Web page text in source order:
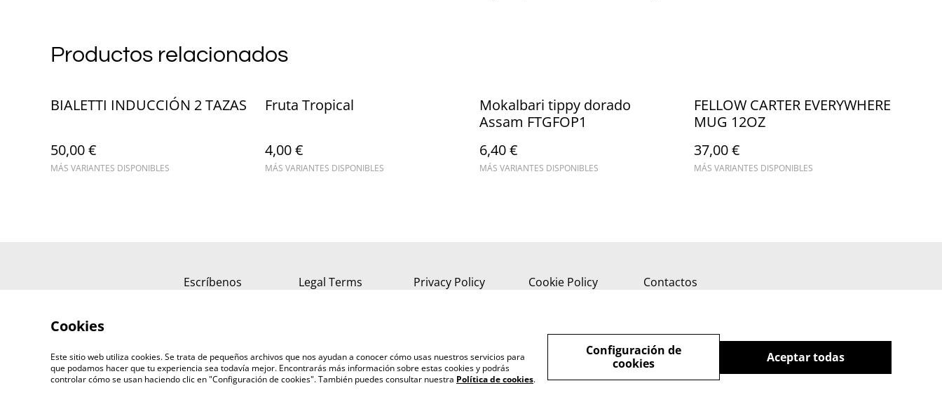
Productos relacionados
BIALETTI INDUCCIÓN 2 TAZAS
50,00 €
MÁS VARIANTES DISPONIBLES
Fruta Tropical
4,00 €
MÁS VARIANTES DISPONIBLES
Mokalbari tippy dorado
Assam FTGFOP1
6,40 €
MÁS VARIANTES DISPONIBLES
FELLOW CARTER EVERYWHERE
MUG 12OZ
37,00 €
MÁS VARIANTES DISPONIBLES
Escríbenos Legal Terms Privacy Policy Cookie Policy Contactos
©2026 ERIZO - Tienda de Café y Té
Cookies
Este sitio web utiliza cookies. Se trata de pequeños archivos que nos ayudan a conocer cómo usas nuestros servicios para
que podamos hacer que tu experiencia sea todavía mejor. Encontrarás más información sobre estas cookies y podrás
controlar cómo se usan haciendo clic en "Configuración de cookies". También puedes consultar nuestra Política de cookies.
Aceptar todas
Configuración de
cookies